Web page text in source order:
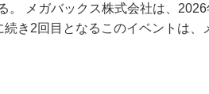
。 メガバックス株式会社は、
き2回目となるこのイベントは、